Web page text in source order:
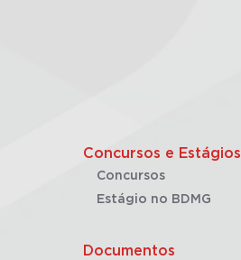
Concursos e Estágios
Concursos
Estágio no BDMG
Documentos